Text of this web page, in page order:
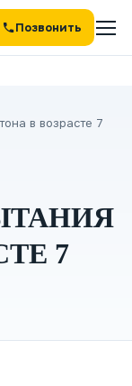
Позвонить
в возрасте 7
7